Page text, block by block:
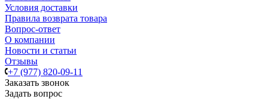
Условия доставки
Правила возврата товара
Вопрос-ответ
О компании
Новости и статьи
Отзывы
+7 (977) 820-09-11
Заказать звонок
Задать вопрос